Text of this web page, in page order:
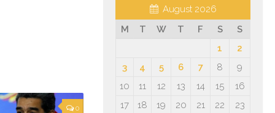
0
August 2026
M
T W T F S
S
1
2
3
4 5 6 7 8
9
10
11 12 13 14 15
16
17
18 19 20 21 22
23